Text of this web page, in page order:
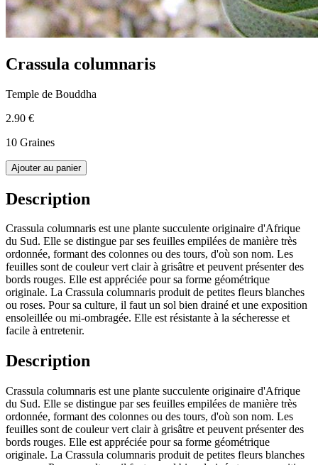
Crassula columnaris
Temple de Bouddha
2.90 €
10 Graines
Ajouter au panier
Description
Crassula columnaris est une plante succulente originaire d'Afrique
du Sud. Elle se distingue par ses feuilles empilées de manière très
ordonnée, formant des colonnes ou des tours, d'où son nom. Les
feuilles sont de couleur vert clair à grisâtre et peuvent présenter des
bords rouges. Elle est appréciée pour sa forme géométrique
originale. La Crassula columnaris produit de petites fleurs blanches
ou roses. Pour sa culture, il faut un sol bien drainé et une exposition
ensoleillée ou mi-ombragée. Elle est résistante à la sécheresse et
facile à entretenir.
Description
Crassula columnaris est une plante succulente originaire d'Afrique
du Sud. Elle se distingue par ses feuilles empilées de manière très
ordonnée, formant des colonnes ou des tours, d'où son nom. Les
feuilles sont de couleur vert clair à grisâtre et peuvent présenter des
bords rouges. Elle est appréciée pour sa forme géométrique
originale. La Crassula columnaris produit de petites fleurs blanches